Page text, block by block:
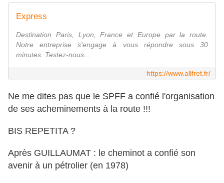
Express
Destination Paris, Lyon, France et Europe par la route.
Notre entreprise s'engage à vous répondre sous 30
minutes. Testez-nous...
https://www.allfret.fr/
Ne me dites pas que le SPFF a confié l'organisation
de ses acheminements à la route !!!
BIS REPETITA ?
Après GUILLAUMAT : le cheminot a confié son
avenir à un pétrolier (en 1978)